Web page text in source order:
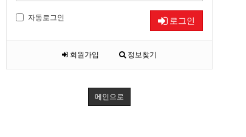
자동로그인 로그인
회원가입 정보찾기
메인으로